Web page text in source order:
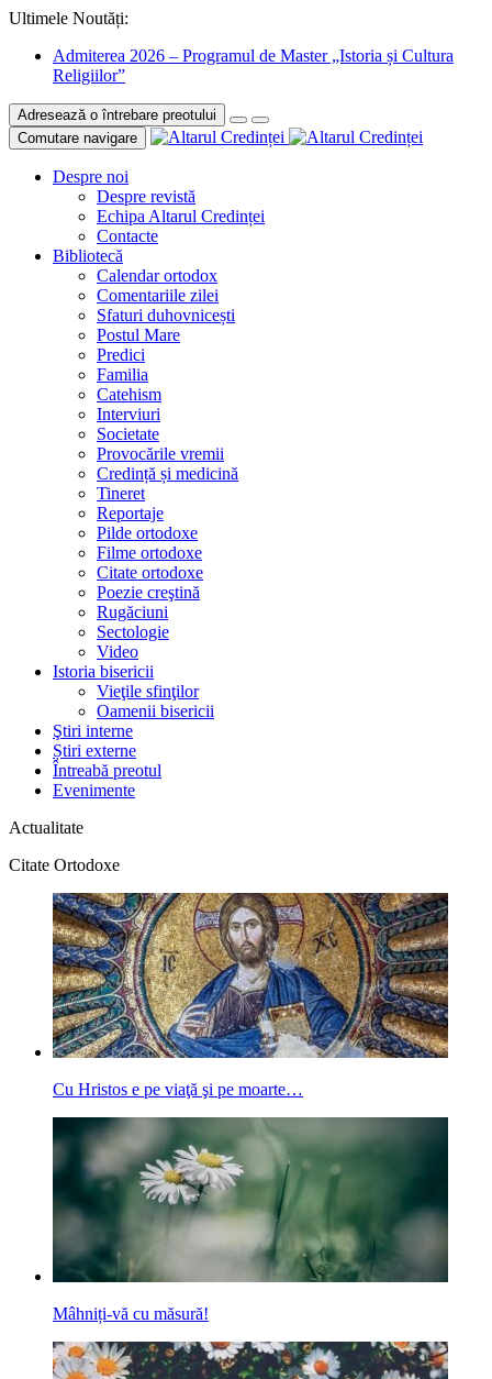
Ultimele Noutăți:
Admiterea 2026 – Programul de Master „Istoria și Cultura
Religiilor”
Adresează o întrebare preotului
Comutare navigare
Despre noi
Despre revistă
Echipa Altarul Credinței
Contacte
Bibliotecă
Calendar ortodox
Comentariile zilei
Sfaturi duhovnicești
Postul Mare
Predici
Familia
Catehism
Interviuri
Societate
Provocările vremii
Credință și medicină
Tineret
Reportaje
Pilde ortodoxe
Filme ortodoxe
Citate ortodoxe
Poezie creştină
Rugăciuni
Sectologie
Video
Istoria bisericii
Vieţile sfinţilor
Oamenii bisericii
Ştiri interne
Știri externe
Întreabă preotul
Evenimente
Actualitate
Citate Ortodoxe
Cu Hristos e pe viaţă şi pe moarte…
Mâhniți-vă cu măsură!